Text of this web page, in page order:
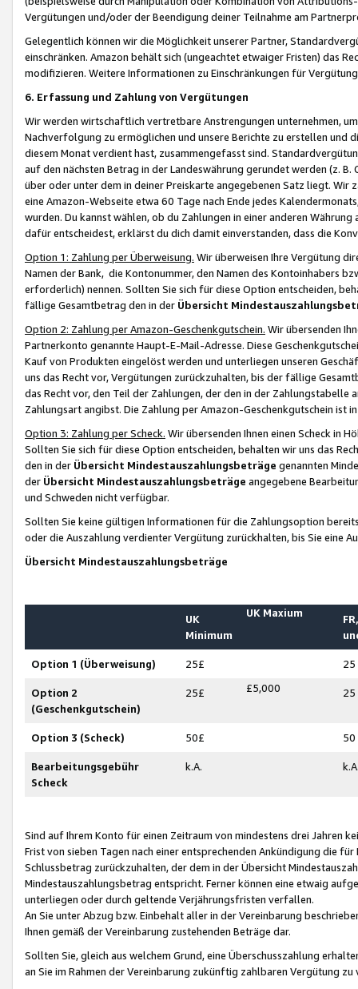
Vergütungen und/oder der Beendigung deiner Teilnahme am
Gelegentlich können wir die Möglichkeit unserer Partner,
einschränken. Amazon behält sich (ungeachtet etwaiger Fristen) das
modifizieren. Weitere Informationen zu Einschränkungen für
6. Erfassung und Zahlung von Vergütungen
Wir werden wirtschaftlich vertretbare Anstrengungen unternehmen,
Nachverfolgung zu ermöglichen und unsere Berichte zu erstellen und
diesem Monat verdient hast, zusammengefasst sind.
auf den nächsten Betrag in der Landeswährung gerundet werden (z.
über oder unter dem in deiner Preiskarte angegebenen Satz liegt.
eine Amazon-Webseite etwa 60 Tage nach Ende jedes
wurden. Du kannst wählen, ob du Zahlungen in einer anderen
dafür entscheidest, erklärst du dich damit einverstanden, dass die
Option 1: Zahlung per Überweisung. Wir überweisen Ihre Vergütung
Namen der Bank, die Kontonummer, den Namen des Kontoinhabers
erforderlich) nennen. Sollten Sie sich für diese Option entscheiden,
fällige Gesamtbetrag den in der Übersicht
Option 2: Zahlung per Amazon-Geschenkgutschein. Wir übersenden
Partnerkonto genannte Haupt-E-Mail-Adresse. Diese
Kauf von Produkten eingelöst werden und unterliegen unseren
uns das Recht vor, Vergütungen zurückzuhalten, bis der fällige
das Recht vor, den Teil der Zahlungen, der den in der
Zahlungsart angibst. Die Zahlung per Amazon-Geschenkgutschein ist
Option 3: Zahlung per Scheck. Wir übersenden Ihnen einen Scheck in
Sollten Sie sich für diese Option entscheiden, behalten wir uns das
den in der Übersicht Mindestauszahlungsbeträge genannten
der Übersicht Mindestauszahlungsbeträge angegebene
und Schweden nicht verfügbar.
Sollten Sie keine gültigen Informationen für die Zahlungsoption
oder die Auszahlung verdienter Vergütung zurückhalten, bis Sie
Übersicht Mindestauszahlungsbeträge
UK
Minimum
UK Maxium
Option 1 (Überweisung) 25£ 25
Option 2
(Geschenkgutschein)
25£ £5,000 25
Option 3 (Scheck) 50£ 50
Bearbeitungsgebühr
Scheck
k.A.
Sind auf Ihrem Konto für einen Zeitraum von mindestens drei Jahren
Frist von sieben Tagen nach einer entsprechenden Ankündigung die
Schlussbetrag zurückzuhalten, der dem in der Übersicht
Mindestauszahlungsbetrag entspricht. Ferner können eine etwaig
unterliegen oder durch geltende Verjährungsfristen verfallen.
An Sie unter Abzug bzw. Einbehalt aller in der Vereinbarung
Ihnen gemäß der Vereinbarung zustehenden Beträge dar.
Sollten Sie, gleich aus welchem Grund, eine Überschusszahlung
an Sie im Rahmen der Vereinbarung zukünftig zahlbaren Vergütung zu